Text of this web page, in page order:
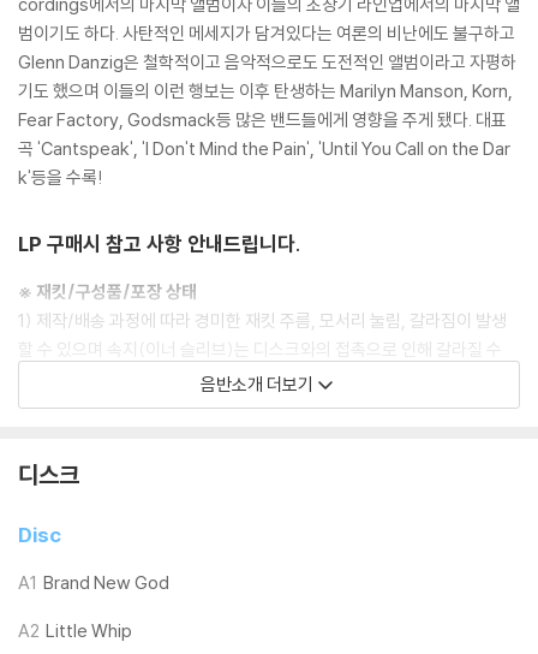
범이기도 하다. 사탄적인 메세지가 담겨있다는 여론의 비난에도 불구하고
Glenn Danzig은 철학적이고 음악적으로도 도전적인 앨범이라고 자평하
기도 했으며 이들의 이런 행보는 이후 탄생하는 Marilyn Manson, Korn,
Fear Factory, Godsmack등 많은 밴드들에게 영향을 주게 됐다. 대표
곡 'Cantspeak', 'I Don't Mind the Pain', 'Until You Call on the Dar
k'등을 수록!
LP 구매시 참고 사항 안내드립니다.
※ 재킷/구성품/포장 상태
1) 제작/배송 과정에 따라 경미한 재킷 주름, 모서리 눌림, 갈라짐이 발생
할 수 있으며 속지(이너 슬리브)는 디스크와의 접촉으로 인해 갈라질 수
외관상 불량 확인되는 상품을 개봉 시엔 반품/교환 처리 불가합니다.
닐은 품질보증대상이 아닙니다.
3) 일본 제작 LP는 대부분 겉비닐이 밀봉되어 있지 않습니다.
4) 디지털 다운로드 코드는 본사에서 공지 없이 증정 종료될 수 있습니다.
※ 재생 불량
모델) 다이내믹 사운드의 편차가 큰 트랙을 재생할 때 이상 현상이 발생할
음반소개 더보기
디스크
Disc
A1 Brand New God
A2 Little Whip